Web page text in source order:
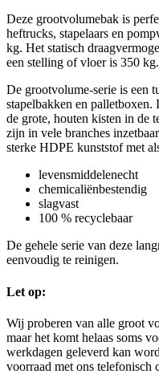
Deze grootvolumebak is
heftrucks, stapelaars en
kg. Het statisch
een stelling of vloer is 350 kg.
De grootvolume-serie is een
stapelbakken en palletboxen.
de grote, houten kisten in de
zijn in vele branches
sterke HDPE kunststof met
levensmiddelenecht
chemicaliënbestendig
slagvast
100 % recyclebaar
De gehele serie van deze
eenvoudig te reinigen.
Let op:
Wij proberen van alle groot
maar het komt helaas soms
werkdagen geleverd kan
voorraad met ons telefonisch